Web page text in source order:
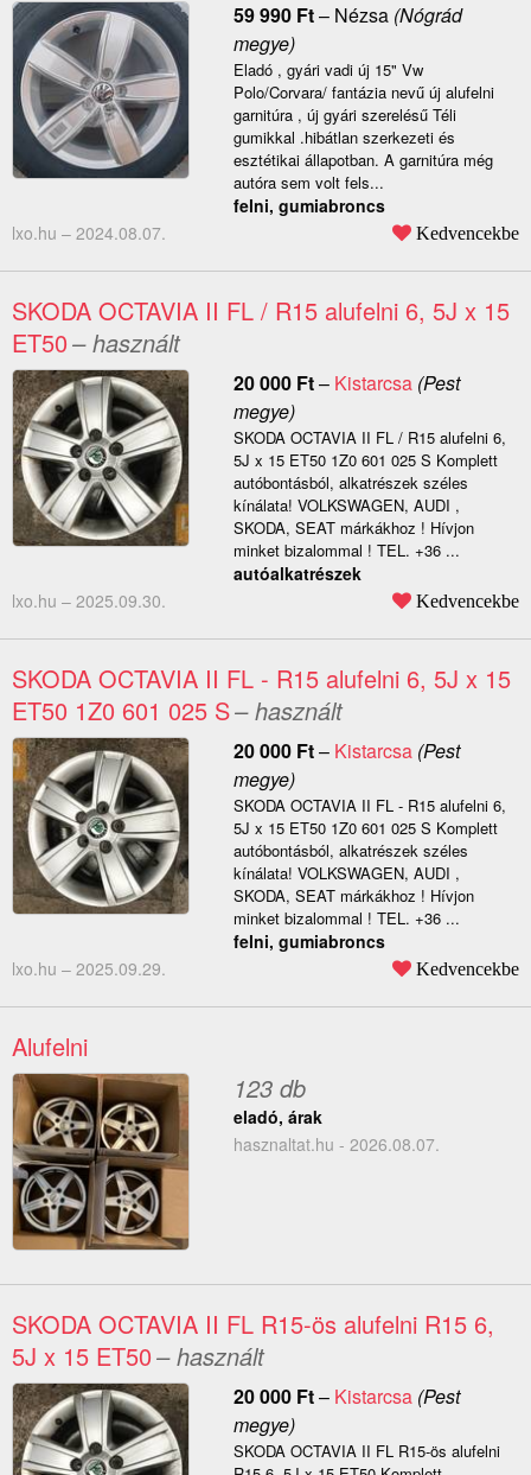
59 990 Ft– Nézsa(Nógrád
megye)
Eladó , gyári vadi új 15" Vw
Polo/Corvara/ fantázia nevű új alufelni
garnitúra , új gyári szerelésű Téli
gumikkal .hibátlan szerkezeti és
esztétikai állapotban. A garnitúra még
autóra sem volt fels...
felni, gumiabroncs
lxo.hu – 2024.08.07. Kedvencekbe
SKODA OCTAVIA II FL / R15 alufelni 6, 5J x 15
ET50– használt
20 000 Ft– Kistarcsa(Pest
megye)
SKODA OCTAVIA II FL / R15 alufelni 6,
5J x 15 ET50 1Z0 601 025 S Komplett
autóbontásból, alkatrészek széles
kínálata! VOLKSWAGEN, AUDI ,
SKODA, SEAT márkákhoz ! Hívjon
minket bizalommal ! TEL. +36 ...
autóalkatrészek
lxo.hu – 2025.09.30. Kedvencekbe
SKODA OCTAVIA II FL - R15 alufelni 6, 5J x 15
ET50 1Z0 601 025 S– használt
20 000 Ft– Kistarcsa(Pest
megye)
SKODA OCTAVIA II FL - R15 alufelni 6,
5J x 15 ET50 1Z0 601 025 S Komplett
autóbontásból, alkatrészek széles
kínálata! VOLKSWAGEN, AUDI ,
SKODA, SEAT márkákhoz ! Hívjon
minket bizalommal ! TEL. +36 ...
felni, gumiabroncs
lxo.hu – 2025.09.29. Kedvencekbe
Alufelni
123 db
eladó, árak
hasznaltat.hu - 2026.08.07.
SKODA OCTAVIA II FL R15-ös alufelni R15 6,
5J x 15 ET50– használt
20 000 Ft– Kistarcsa(Pest
megye)
SKODA OCTAVIA II FL R15-ös alufelni